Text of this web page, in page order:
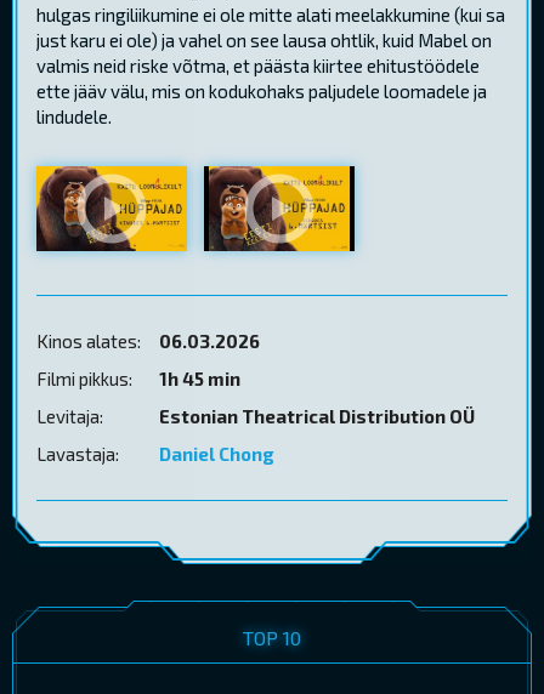
hulgas ringiliikumine ei ole mitte alati meelakkumine (kui sa
just karu ei ole) ja vahel on see lausa ohtlik, kuid Mabel on
valmis neid riske võtma, et päästa kiirtee ehitustöödele
ette jääv välu, mis on kodukohaks paljudele loomadele ja
lindudele.
Kinos alates:
06.03.2026
Filmi pikkus:
1h 45 min
Levitaja:
Estonian Theatrical Distribution OÜ
Lavastaja:
Daniel Chong
TOP 10